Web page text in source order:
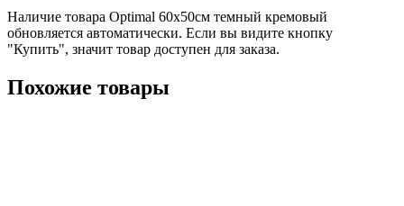
Наличие товара Optimal 60х50см темный кремовый
обновляется автоматически. Если вы видите кнопку
"Купить", значит товар доступен для заказа.
Похожие товары